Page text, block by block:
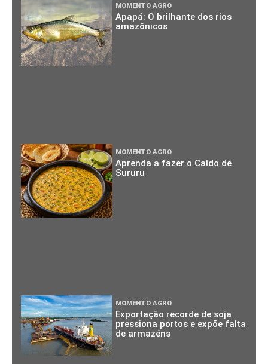
MOMENTO AGRO
Apapá: O brilhante dos rios
amazônicos
MOMENTO AGRO
Aprenda a fazer o Caldo de
Sururu
MOMENTO AGRO
Exportação recorde de soja
pressiona portos e expõe falta
de armazéns